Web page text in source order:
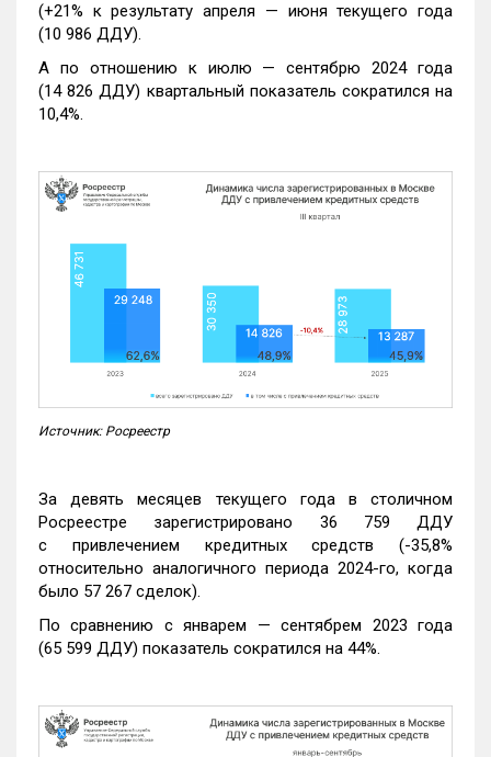
(+21% к результату апреля — июня текущего года
(10 986 ДДУ).
А по отношению к июлю — сентябрю 2024 года
(14 826 ДДУ) квартальный показатель сократился на
10,4%.
Источник: Росреестр
За девять месяцев текущего года в столичном
Росреестре зарегистрировано 36 759 ДДУ
с привлечением кредитных средств (-35,8%
относительно аналогичного периода 2024-го, когда
было 57 267 сделок).
По сравнению с январем — сентябрем 2023 года
(65 599 ДДУ) показатель сократился на 44%.